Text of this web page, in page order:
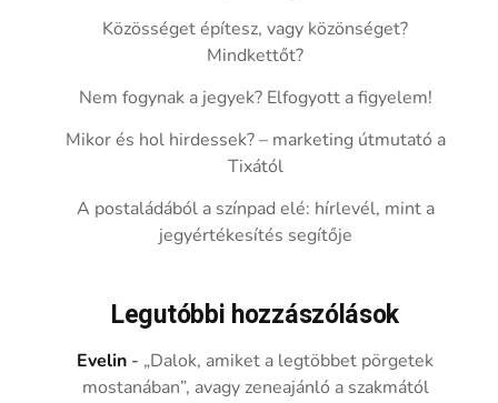
Közösséget építesz, vagy közönséget?
Mindkettőt?
Nem fogynak a jegyek? Elfogyott a figyelem!
Mikor és hol hirdessek? – marketing útmutató a
Tixától
A postaládából a színpad elé: hírlevél, mint a
jegyértékesítés segítője
Legutóbbi hozzászólások
Evelin - „Dalok, amiket a legtöbbet pörgetek
mostanában”, avagy zeneajánló a szakmától